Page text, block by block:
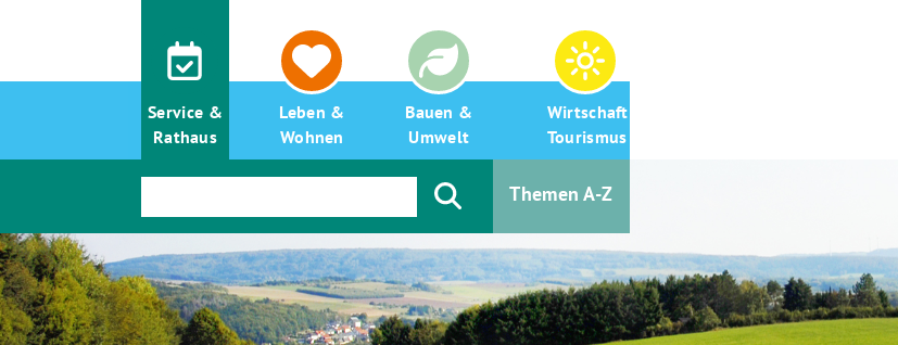
Service &
Rathaus
Leben &
Wohnen
Bauen &
Umwelt
Wirtschaft &
Tourismus
Themen A-Z